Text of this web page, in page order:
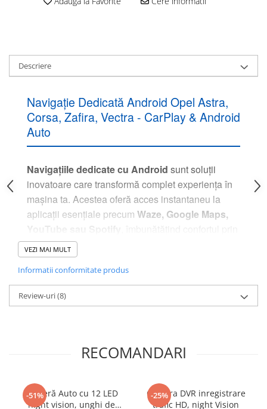
Navigatie universala
Navigatii 1 DIN
Navigatie GPS Portabil
Accesorii navigatii
CarPlay&Android Auto
Rama adaptare
Camera marsarier dedicata
Adaptoare Navigatii
Camera frontala
Accesorii auto
Suport Telefon
Redresoare Auto
Modulatoare Auto FM
Descriere
Navigație Dedicată Android Opel Astra,
Corsa, Zafira, Vectra - CarPlay & Android
Auto
Navigațiile dedicate cu Android sunt soluții
inovatoare care transformă complet experiența în
mașina ta. Acestea oferă acces instantaneu la
aplicații esențiale precum Waze, Google Maps,
YouTube sau Spotify
, îmbunătățind confortul prin
ghidare vocală, control intuitiv și acces rapid la
funcțiile multimedia. Totul este conceput pentru a
contribui la siguranța și plăcerea de a conduce.
VEZI MAI MULT
Informatii conformitate produs
Review-uri(8)
RECOMANDARI
-51%
Cameră Auto cu 12 LED
night vision, unghi de
-25%
Camera DVR inregistrare
trafic HD, night Vision